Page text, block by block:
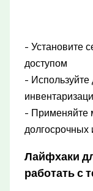
- Установите
доступом
-
- Применяйте
долгосрочных
Лайфхаки
работать с